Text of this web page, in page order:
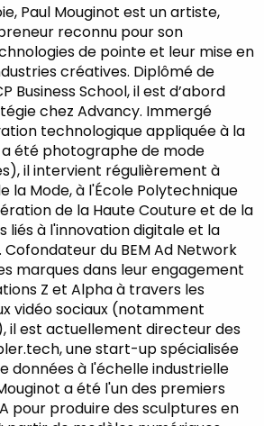
Paul Mouginot est un artiste,
reconnu pour son
de pointe et leur mise en
créatives. Diplômé de
Business School, il est d’abord
chez Advancy. Immergé
technologique appliquée à la
été photographe de mode
il intervient régulièrement à
la Mode, à l'École Polytechnique
de la Haute Couture et de la
liés à l'innovation digitale et la
du BEM Ad Network
marques dans leur engagement
Z et Alpha à travers les
vidéo sociaux (notamment
il est actuellement directeur des
une start-up spécialisée
données à l'échelle industrielle
a été l'un des premiers
pour produire des sculptures en